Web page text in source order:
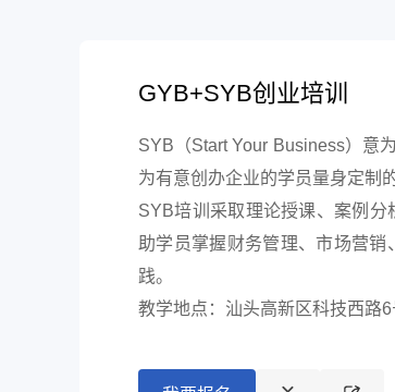
GYB+SYB创业培训
SYB（Start Your Business）意
为有意创办企业的学员量身定制
SYB培训采取理论授课、案例
助学员掌握财务管理、市场营
践。
教学地点：汕头高新区科技西路